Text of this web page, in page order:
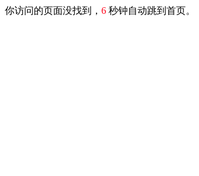
你访问的页面没找到， 6 秒钟自动跳到首页。